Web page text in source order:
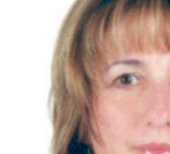
Регистрация